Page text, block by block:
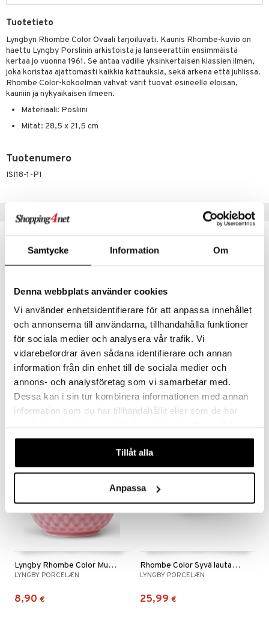
Samtycke Information Om
Denna webbplats använder cookies
Vi använder enhetsidentifierare för att anpassa innehållet
och annonserna till användarna, tillhandahålla funktioner
för sociala medier och analysera vår trafik. Vi
vidarebefordrar även sådana identifierare och annan
information från din enhet till de sociala medier och
annons- och analysföretag som vi samarbetar med.
Dessa kan i sin tur kombinera informationen med annan
information som du har tillhandahållit eller som de har
våra cookies vid fortsatt användande av vår webbplats.
Tillåt alla
Anpassa
Tuotetieto
Lyngbyn Rhombe Color Ovaali tarjoiluvati. Kaunis Rhombe-kuvio on
haettu Lyngby Porslinin arkistoista ja lanseerattiin ensimmäistä
kertaa jo vuonna 1961. Se antaa vadille yksinkertaisen klassien ilmen,
joka koristaa ajattomasti kaikkia kattauksia, sekä arkena että juhlissa.
Rhombe Color-kokoelman vahvat värit tuovat esineelle eloisan,
kauniin ja nykyaikaisen ilmeen.
Materiaali: Posliini
Mitat: 28,5 x 21,5 cm
Tuotenumero
ISI18-1-PI
Saatavana useana vaihtoehtona
Lyngby Rhombe Color Kulho 11cm
alk.15,90 €
Saatavana useana vaihtoehtona
19,90 € (21,80 €)
Lyngby Rhombe Color Munakuppi
LYNGBY PORCELÆN
8,90 €
Rhombe Color Syvä lautanen 24,5 cm
LYNGBY PORCELÆN
25,99 €
& Korit
& Tyynyliinat
& Peitot